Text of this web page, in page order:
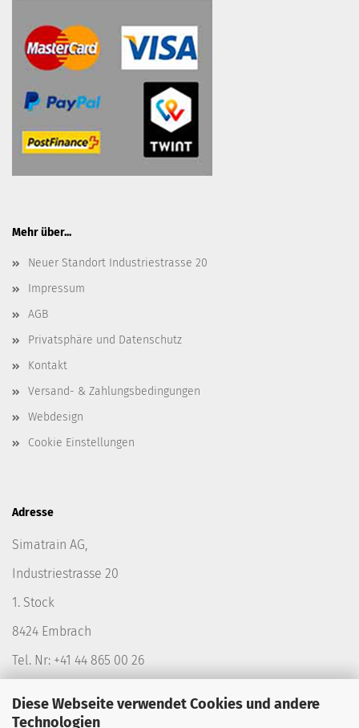
Diese Webseite verwendet Cookies und andere
Technologien
Mehr über...
Neuer Standort Industriestrasse 20
Impressum
AGB
Privatsphäre und Datenschutz
Kontakt
Versand- & Zahlungsbedingungen
Webdesign
Cookie Einstellungen
Adresse
Simatrain AG,
Industriestrasse 20
1. Stock
8424 Embrach
Tel. Nr: +41 44 865 00 26